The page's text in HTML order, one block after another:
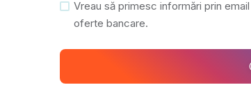
Vreau să primesc informări prin
oferte bancare.